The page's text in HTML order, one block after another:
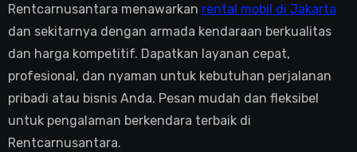
Rentcarnusantara menawarkan rental mobil di Jakarta
dan sekitarnya dengan armada kendaraan berkualitas
dan harga kompetitif. Dapatkan layanan cepat,
profesional, dan nyaman untuk kebutuhan perjalanan
pribadi atau bisnis Anda. Pesan mudah dan fleksibel
untuk pengalaman berkendara terbaik di
Rentcarnusantara.